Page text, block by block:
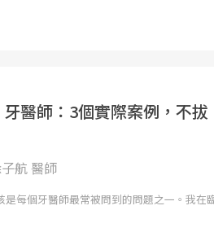
醫師：3個實際案例，不拔
航 醫師
每個牙醫師最常被問到的問題之一。我在